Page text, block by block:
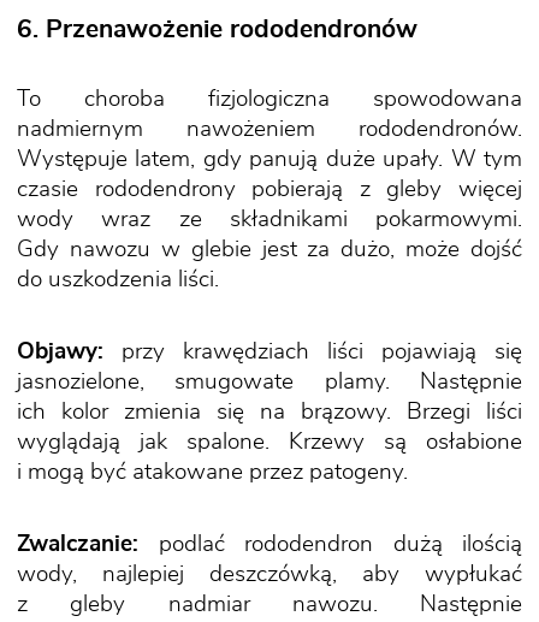
6. Przenawożenie rododendronów
To choroba fizjologiczna spowodowana
nadmiernym nawożeniem rododendronów.
Występuje latem, gdy panują duże upały. W tym
czasie rododendrony pobierają z gleby więcej
wody wraz ze składnikami pokarmowymi.
Gdy nawozu w glebie jest za dużo, może dojść
do uszkodzenia liści.
Objawy: przy krawędziach liści pojawiają się
jasnozielone, smugowate plamy. Następnie
ich kolor zmienia się na brązowy. Brzegi liści
wyglądają jak spalone. Krzewy są osłabione
i mogą być atakowane przez patogeny.
Zwalczanie: podlać rododendron dużą ilością
wody, najlepiej deszczówką, aby wypłukać
z gleby nadmiar nawozu. Następnie